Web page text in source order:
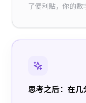
了便利贴，你的数
思考之后：在几